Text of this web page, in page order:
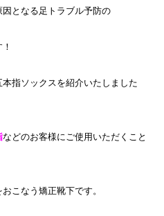
となる足トラブル予防の
指ソックスを紹介いたしました
などのお客様にご使用いただくこと
こなう矯正靴下です。